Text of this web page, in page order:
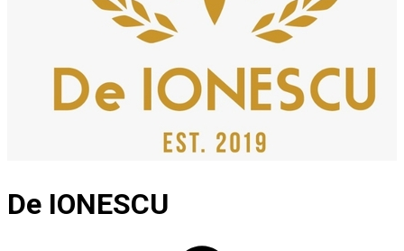
De IONESCU